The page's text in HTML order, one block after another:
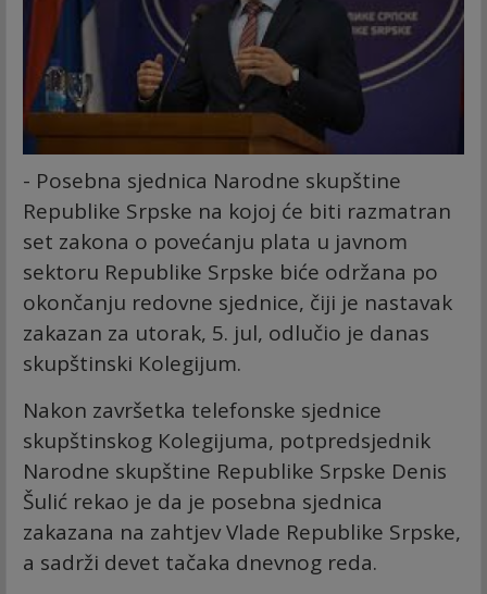
- Posebna sjednica Narodne skupštine
Republike Srpske na kojoj će biti razmatran
set zakona o povećanju plata u javnom
sektoru Republike Srpske biće održana po
okončanju redovne sjednice, čiji je nastavak
zakazan za utorak, 5. jul, odlučio je danas
skupštinski Кolegijum.
Nakon završetka telefonske sjednice
skupštinskog Кolegijuma, potpredsjednik
Narodne skupštine Republike Srpske Denis
Šulić rekao je da je posebna sjednica
zakazana na zahtjev Vlade Republike Srpske,
a sadrži devet tačaka dnevnog reda.